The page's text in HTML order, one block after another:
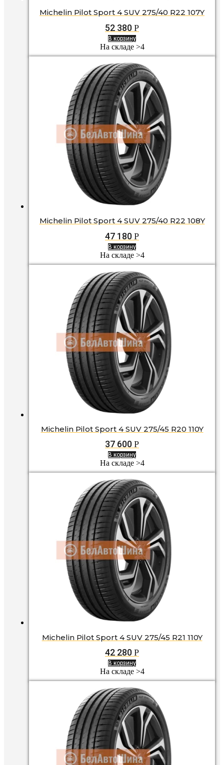
Michelin Pilot Sport 4 SUV 275/40 R22 107Y
52 380 Р
В корзину
На складе >4
Michelin Pilot Sport 4 SUV 275/40 R22 108Y
47 180 Р
В корзину
На складе >4
Michelin Pilot Sport 4 SUV 275/45 R20 110Y
37 600 Р
В корзину
На складе >4
Michelin Pilot Sport 4 SUV 275/45 R21 110Y
42 280 Р
В корзину
На складе >4